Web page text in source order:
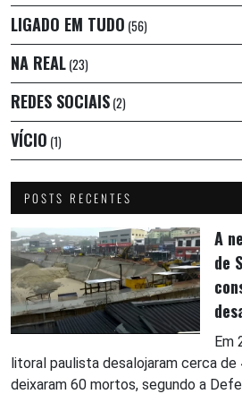
LIGADO EM TUDO (56)
NA REAL(23)
REDES SOCIAIS(2)
VÍCIO (1)
POSTS RECENTES
A
de
Em
litoral paulista desalojaram cerca de
deixaram 60 mortos, segundo a